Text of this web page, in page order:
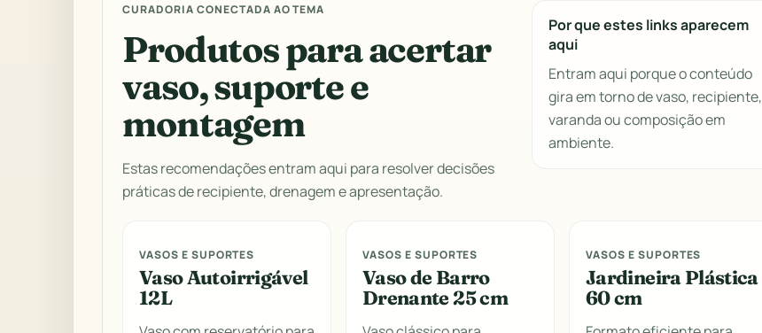
CURADORIA CONECTADA AO TEMA
Produtos para acertar
vaso, suporte e
montagem
Estas recomendações entram aqui para resolver decisões
práticas de recipiente, drenagem e apresentação.
Por que estes links aparecem
aqui
Entram aqui porque o conteúdo
gira em torno de vaso, recipiente,
varanda ou composição em
ambiente.
VASOS E SUPORTES
Vaso Autoirrigável
12L
VASOS E SUPORTES
Vaso de Barro
Drenante 25 cm
VASOS E SUPORTES
Jardineira Plástica
60 cm